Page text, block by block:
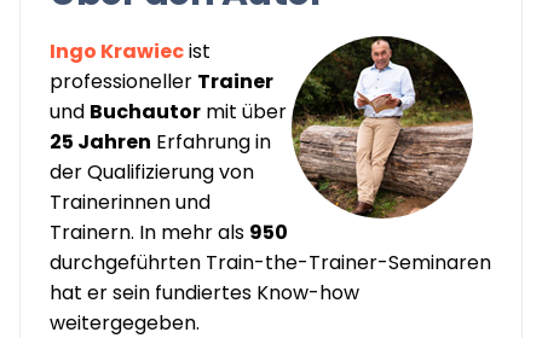
Ingo Krawiecist
professioneller Trainer
und Buchautor mit über
25 Jahren Erfahrung in
der Qualifizierung von
Trainerinnen und
Trainern. In mehr als 950
durchgeführten Train-the-Trainer-Seminaren
hat er sein fundiertes Know-how
weitergegeben.